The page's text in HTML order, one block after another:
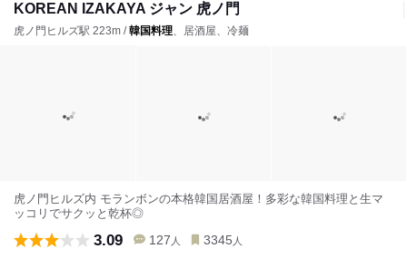
KOREAN IZAKAYA ジャン 虎ノ門
虎ノ門ヒルズ駅 223m /韓国料理、居酒屋、冷麺
虎ノ門ヒルズ内 モランボンの本格韓国居酒屋！多彩な韓国料理と生マ
ッコリでサクッと乾杯◎
3.09 127 人 3345 人